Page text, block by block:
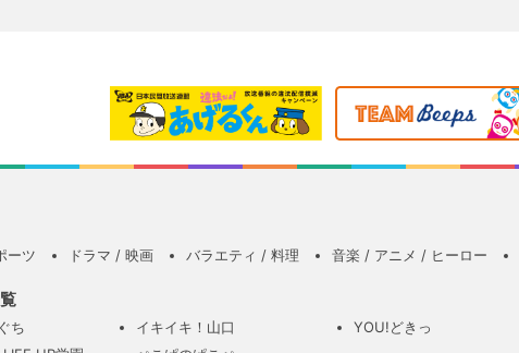
ーツ ドラマ / 映画 バラエティ / 料理 音楽 / アニメ / ヒーロー
ち イキイキ！山口 YOU!どきっ